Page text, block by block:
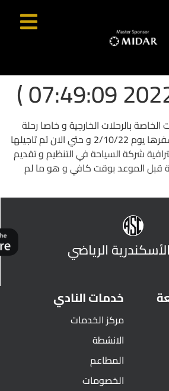
بالرحلات الخارجية و خاصا رحلة
ميلانو التي كان مقرر ا سفرها يوم 2/10/22 و حتي الان تم تاجيلها
شركة السياحة في التنظيم و تقديم
قبل الموعد بوقت كافي و هو ما لم
الرياضي
خدمات النادي
مركز الخدمات
الانشطة
المطاعم
الخصومات